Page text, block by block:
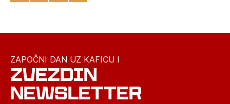
ZAPOČNI DAN UZ KAFICU I
ZVEZDIN
NEWSLETTER